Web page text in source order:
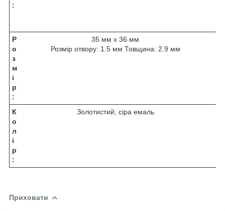
:
Р
о
з
м
і
р
:
35 мм x 36 мм
Розмір отвору: 1.5 мм Товщина: 2.9 мм
К
о
л
і
р
:
Золотистий, сіра емаль
Приховати